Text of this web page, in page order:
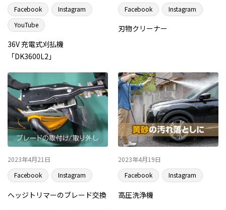
Facebook
Instagram
YouTube
36V 充電式刈払機
「DK3600L2」
Facebook
Instagram
刃物クリーナー
2023年4月21日
Facebook
Instagram
ヘッジトリマーのブレード交換
2023年4月19日
Facebook
Instagram
高圧洗浄機